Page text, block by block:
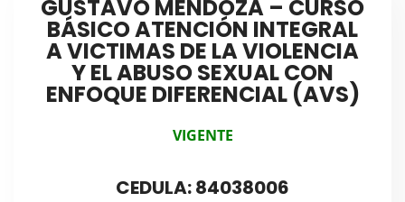
GUSTAVO MENDOZA – CURSO
BÁSICO ATENCIÓN INTEGRAL
A VICTIMAS DE LA VIOLENCIA
Y EL ABUSO SEXUAL CON
ENFOQUE DIFERENCIAL (AVS)
VIGENTE
CEDULA: 84038006